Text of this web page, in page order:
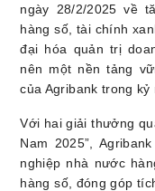
ngày 28/2/2025 về
hàng số, tài chính
đại hóa quản trị
nên một nền tảng
của Agribank trong kỷ
Với hai giải thưởng
Nam 2025”,
nghiệp nhà nước
hàng số, đóng góp